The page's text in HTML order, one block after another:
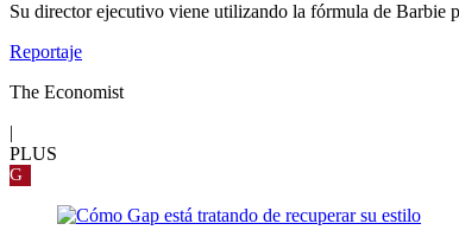
Su director ejecutivo viene utilizando la fórmula de Barbie
Reportaje
The Economist
PLUS
G